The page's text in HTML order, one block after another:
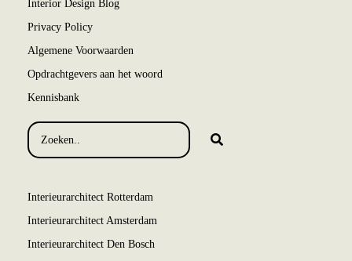
Interior Design Blog
Privacy Policy
Algemene Voorwaarden
Opdrachtgevers aan het woord
Kennisbank
Interieurarchitect Rotterdam
Interieurarchitect Amsterdam
Interieurarchitect Den Bosch